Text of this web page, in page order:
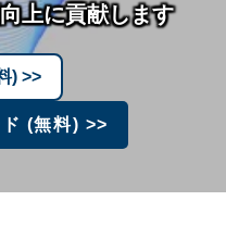
上に貢献します
) >>
(無料) >>